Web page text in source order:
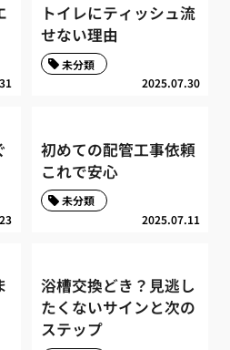
トイレにティッシュ流
せない理由
2025.07.30
未分類
初めての配管工事依頼
これで安心
2025.07.11
未分類
浴槽交換どき？見逃し
たくないサインと次の
ステップ